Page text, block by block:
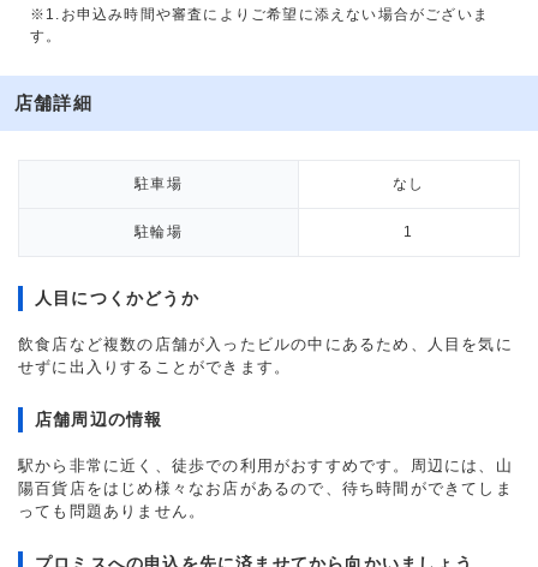
※1.お申込み時間や審査によりご希望に添えない場合がございま
す。
店舗詳細
駐車場 なし
駐輪場 1
人目につくかどうか
飲食店など複数の店舗が入ったビルの中にあるため、人目を気に
せずに出入りすることができます。
店舗周辺の情報
駅から非常に近く、徒歩での利用がおすすめです。周辺には、山
陽百貨店をはじめ様々なお店があるので、待ち時間ができてしま
っても問題ありません。